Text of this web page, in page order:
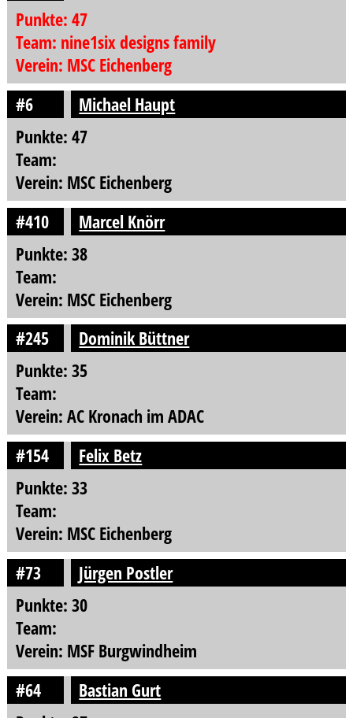
Punkte: 47
Team: nine1six designs family
Verein: MSC Eichenberg
#6
Michael Haupt
Punkte: 47
Team:
Verein: MSC Eichenberg
#410
Marcel Knörr
Punkte: 38
Team:
Verein: MSC Eichenberg
#245
Dominik Büttner
Punkte: 35
Team:
Verein: AC Kronach im ADAC
#154
Felix Betz
Punkte: 33
Team:
Verein: MSC Eichenberg
#73
Jürgen Postler
Punkte: 30
Team:
Verein: MSF Burgwindheim
#64
Bastian Gurt